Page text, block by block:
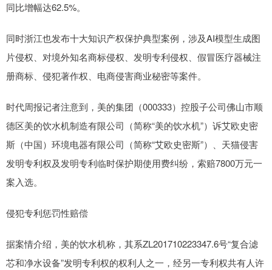
同比增幅达62.5%。
同时浙江也发布十大知识产权保护典型案例，涉及AI模型生成图
片侵权、对境外知名商标侵权、发明专利侵权、假冒医疗器械注
册商标、侵犯著作权、电商侵害商业秘密等案件。
时代周报记者注意到，美的集团（000333）控股子公司佛山市顺
德区美的饮水机制造有限公司（简称“美的饮水机”）诉艾欧史密
斯（中国）环境电器有限公司（简称“艾欧史密斯”）、天猫侵害
发明专利权及发明专利临时保护期使用费纠纷，索赔7800万元一
案入选。
侵犯专利惩罚性赔偿
据案情介绍，美的饮水机称，其系ZL201710223347.6号“复合滤
芯和净水设备”发明专利权的权利人之一，经另一专利权共有人许